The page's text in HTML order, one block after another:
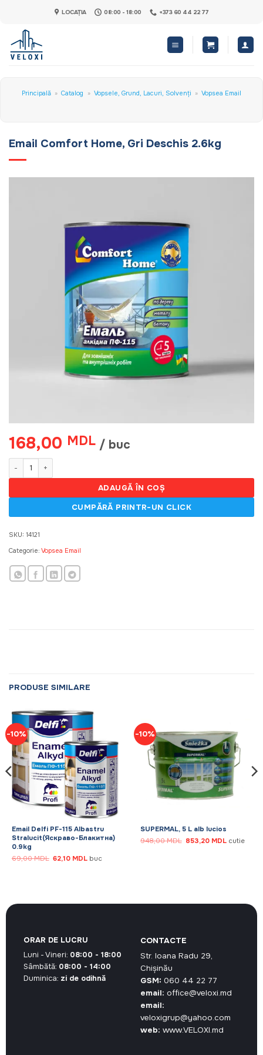
content
LOCAȚIA 08:00 - 18:00 +373 60 44 22 77
Principală » Catalog » Vopsele, Grund, Lacuri, Solvenți » Vopsea Email
Email Comfort Home, Gri Deschis 2.6kg
168,00 MDL / buc
Cantitate Email Comfort Home, Gri Deschis 2.6kg
ADAUGĂ ÎN COȘ
SKU: 14121
Categorie: Vopsea Email
PRODUSE SIMILARE
-10%
Email Delfi PF-115 Albastru
Stralucit(Яскраво-Блакитна)
0.9kg
69,00MDL Prețul
inițial
62,10 MDLPrețul
buc
-10%
SUPERMAL, 5 L alb lucios
948,00MDL Prețul
inițial
853,20 MDLPrețul
cutie
CONTACTE
Str. Ioana Radu 29,
Chișinău
GSM: 060 44 22 77
email: office@veloxi.md
email:
veloxigrup@yahoo.com
web: www.VELOXI.md
ORAR DE LUCRU
Luni - Vineri: 08:00 - 18:00
Sâmbătă: 08:00 - 14:00
Duminica: zi de odihnă